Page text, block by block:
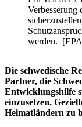
Verbesserung
werden.
Die schwedische
Partner, die
Entwicklungshilfe
einzusetzen.
Heimatländern zu